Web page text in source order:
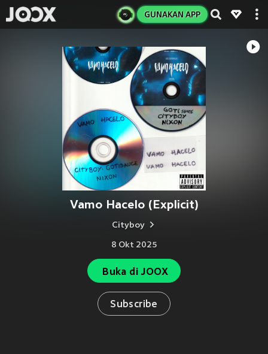
GUNAKAN APP
Vamo Hacelo (Explicit)
Cityboy
8 Okt 2025
Buka di JOOX
Subscribe